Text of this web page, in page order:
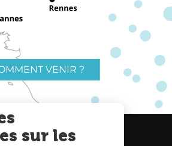
VENIR ?
voyageur Liens utiles
sur les